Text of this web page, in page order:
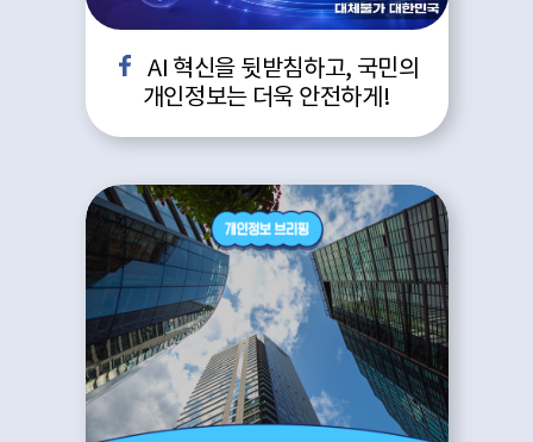
AI 혁신을 뒷받침하고, 국민의
개인정보는 더욱 안전하게!